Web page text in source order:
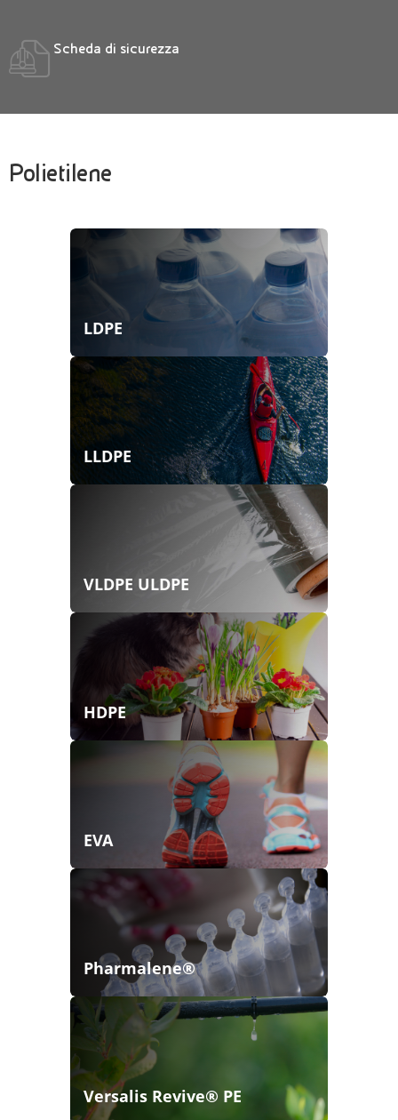
Scheda di sicurezza
Polietilene
LDPE
LLDPE
VLDPE ULDPE
HDPE
EVA
Pharmalene®
Versalis Revive® PE